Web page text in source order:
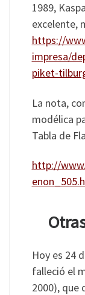
1989,
excelente,
https://
impresa/
piket-
La nota,
modélica
Tabla de
http://
Hoy es 24
falleció el
2000), que